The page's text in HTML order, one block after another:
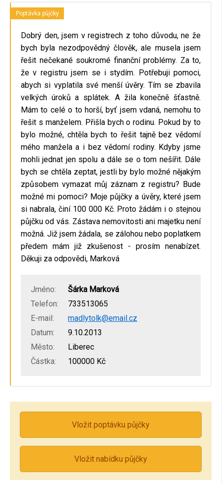
Poptávka půjčky
Dobrý den, jsem v registrech z toho důvodu, ne že
bych byla nezodpovědný člověk, ale musela jsem
řešit nečekané soukromé finanční problémy. Za to,
že v registru jsem se i stydím. Potřebuji pomoci,
abych si vyplatila své menší úvěry. Tím se zbavila
velkých úroků a splátek. A žila konečně šťastně.
Mám to celé o to horší, byť jsem vdaná, nemohu to
řešit s manželem. Přišla bych o rodinu. Pokud by to
bylo možné, chtěla bych to řešit tajně bez vědomí
mého manžela a i bez vědomí rodiny. Kdyby jsme
mohli jednat jen spolu a dále se o tom nešířit. Dále
bych se chtěla zeptat, jestli by bylo možné nějakým
způsobem vymazat můj záznam z registru? Bude
možné mi pomoci? Moje půjčky a úvěry, které jsem
si nabrala, činí 100 000 Kč. Proto žádám i o stejnou
půjčku od vás. Zástava nemovitosti ani majetku není
možná. Již jsem žádala, se zálohou nebo poplatkem
předem mám již zkušenost - prosím nenabízet.
Děkuji za odpovědi, Marková
Jméno:
Šárka Marková
Telefon:
733513065
E-mail:
madlytolk@email.cz
Datum:
9.10.2013
Město:
Liberec
Částka:
100000 Kč
Vložit poptávku půjčky
Vložit nabídku půjčky